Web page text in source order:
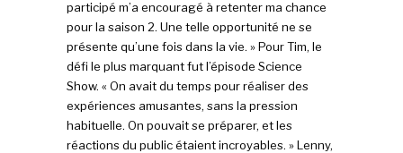
participé m’a encouragé à retenter ma chance
pour la saison 2. Une telle opportunité ne se
présente qu’une fois dans la vie. » Pour Tim, le
défi le plus marquant fut l’épisode Science
Show. « On avait du temps pour réaliser des
expériences amusantes, sans la pression
habituelle. On pouvait se préparer, et les
réactions du public étaient incroyables. » Lenny,